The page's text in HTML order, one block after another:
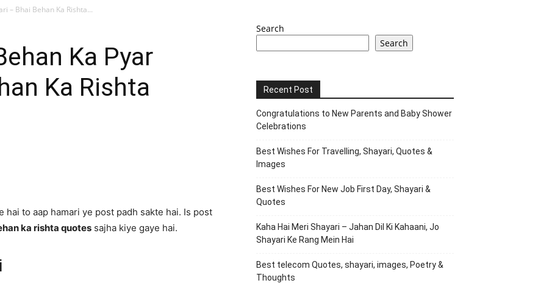
– Bhai Behan Ka Rishta...
Ka Pyar
Ka Rishta
hai to aap hamari ye post padh sakte hai. Is post
ka rishta quotes sajha kiye gaye hai.
Search
Search
Recent Post
Congratulations to New Parents and Baby Shower
Celebrations
Best Wishes For Travelling, Shayari, Quotes &
Images
Best Wishes For New Job First Day, Shayari &
Quotes
Kaha Hai Meri Shayari – Jahan Dil Ki Kahaani, Jo
Shayari Ke Rang Mein Hai
Best telecom Quotes, shayari, images, Poetry &
Thoughts